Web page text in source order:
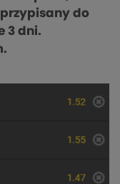
do
3 dni.